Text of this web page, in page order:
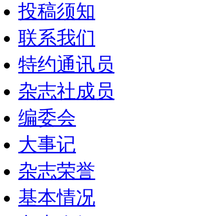
投稿须知
联系我们
特约通讯员
杂志社成员
编委会
大事记
杂志荣誉
基本情况